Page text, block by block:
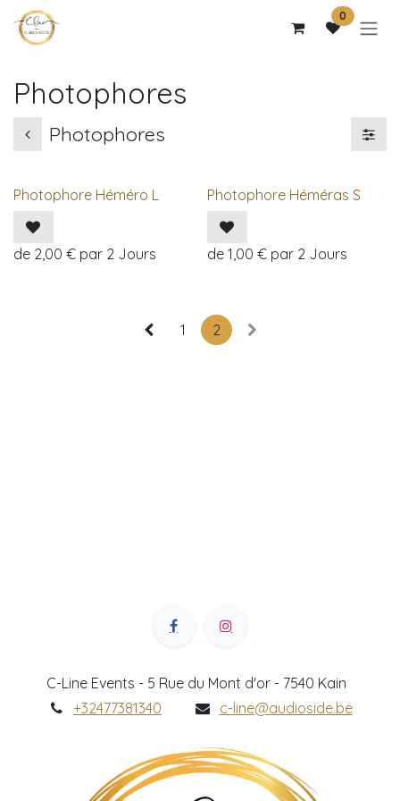
Se rendre au contenu 0
Photophores
Photophores
Photophore Héméro L
de 2,00 € par 2 Jours
Photophore Héméras S
de 1,00 € par 2 Jours
1 2
C-Line Events - 5 Rue du Mont d'or - 7540 Kain
+32477381340
c-line@audioside.be